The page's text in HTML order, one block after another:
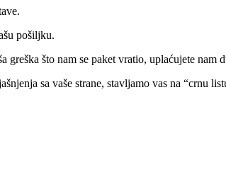
pošiljku.
što nam se paket vratio, uplaćujete nam
sa vaše strane, stavljamo vas na “crnu